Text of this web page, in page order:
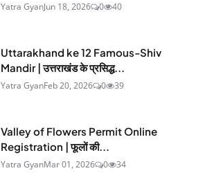
Yatra GyanJun 18, 2026 0 40
Uttarakhand ke 12 Famous-Shiv
Mandir | उत्तराखंड के प्रसिद्ध...
Yatra GyanFeb 20, 2026 0 39
Valley of Flowers Permit Online
Registration | फूलों की...
Yatra GyanMar 01, 2026 0 34